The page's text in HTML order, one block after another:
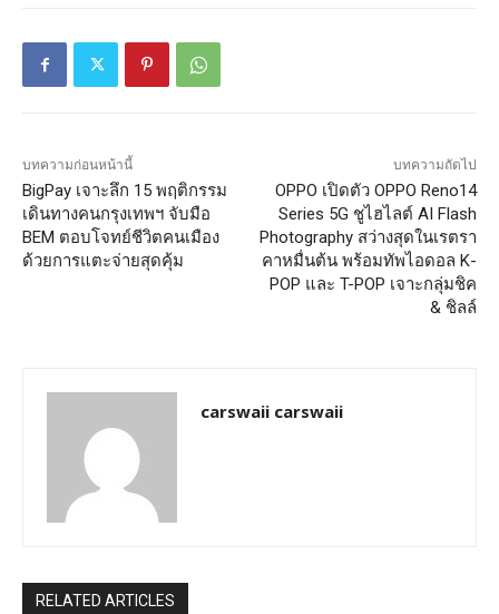
บทความก่อนหน้านี้
BigPay เจาะลึก 15 พฤติกรรม
เดินทางคนกรุงเทพฯ จับมือ
BEM ตอบโจทย์ชีวิตคนเมือง
ด้วยการแตะจ่ายสุดคุ้ม
บทความถัดไป
OPPO เปิดตัว OPPO Reno14
Series 5G ชูไฮไลต์ AI Flash
Photography สว่างสุดในเรตรา
คาหมื่นต้น พร้อมทัพไอดอล K-
POP และ T-POP เจาะกลุ่มชิค
& ชิลล์
carswaii carswaii
RELATED ARTICLES